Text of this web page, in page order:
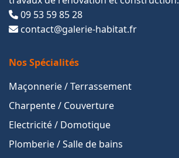
09 53 59 85 28
contact@galerie-habitat.fr
Nos Spécialités
Maçonnerie / Terrassement
Charpente / Couverture
Electricité / Domotique
Plomberie / Salle de bains